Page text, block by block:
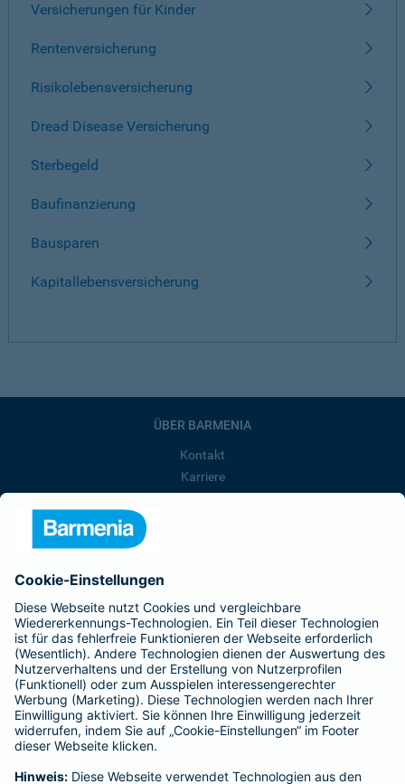
Versicherungen für Kinder
Rentenversicherung
Risikolebensversicherung
Dread Disease Versicherung
Sterbegeld
Baufinanzierung
Bausparen
Kapitallebensversicherung
ÜBER BARMENIA
Kontakt
Karriere
Barmenia ist Teil der BarmeniaGothaer
BELIEBTE SEITEN
Kranken-Zusatzversicherung
Tierversicherungen
Haftpflichtversicherung
Hausratversicherung